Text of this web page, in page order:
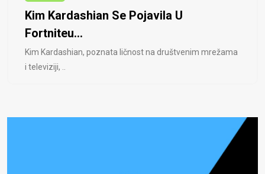
Kim Kardashian Se Pojavila U
Fortniteu...
Kim Kardashian, poznata ličnost na društvenim mrežama
i televiziji, ..